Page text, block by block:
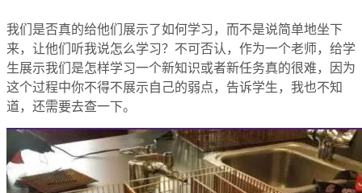
我们是否真的给他们展示了如何学习，而不是说简单地坐下
来，让他们听我说怎么学习？不可否认，作为一个老师，给学
生展示我们是怎样学习一个新知识或者新任务真的很难，因为
这个过程中你不得不展示自己的弱点，告诉学生，我也不知
道，还需要去查一下。